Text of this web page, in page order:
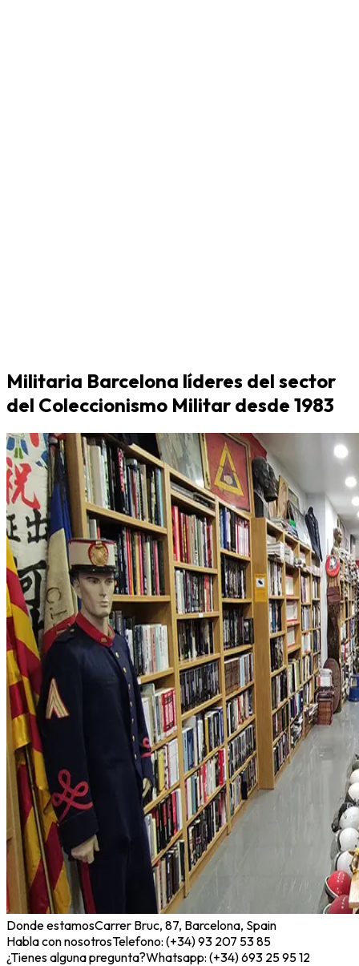
Militaria Barcelona líderes del sector
del Coleccionismo Militar desde 1983
Donde estamosCarrer Bruc, 87, Barcelona, Spain
Habla con nosotrosTelefono: (+34) 93 207 53 85
¿Tienes alguna pregunta?Whatsapp: (+34) 693 25 95 12